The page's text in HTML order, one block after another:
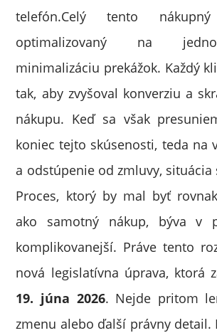
telefón.Celý tento
optimalizovaný na
minimalizáciu prekážok. Každý
tak, aby zvyšoval konverziu a
nákupu. Keď sa však
koniec tejto skúsenosti, teda na
a odstúpenie od zmluvy, situácia
Proces, ktorý by mal byť
ako samotný nákup, býva v
komplikovanejší. Práve tento
nová legislatívna úprava, ktorá
19. júna 2026. Nejde pritom
zmenu alebo ďalší právny detail.